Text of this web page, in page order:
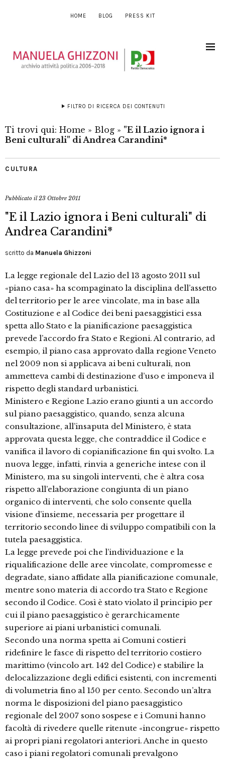
HOME BLOG PRESS KIT
FILTRO DI RICERCA DEI CONTENUTI
Ti trovi qui: Home » Blog » "E il Lazio ignora i
Beni culturali" di Andrea Carandini*
CULTURA
Pubblicato il23 Ottobre 2011
"E il Lazio ignora i Beni culturali" di
Andrea Carandini*
scritto da Manuela Ghizzoni
La legge regionale del Lazio del 13 agosto 2011 sul
«piano casa» ha scompaginato la disciplina dell’assetto
del territorio per le aree vincolate, ma in base alla
Costituzione e al Codice dei beni paesaggistici essa
spetta allo Stato e la pianificazione paesaggistica
prevede l’accordo fra Stato e Regioni. Al contrario, ad
esempio, il piano casa approvato dalla regione Veneto
nel 2009 non si applicava ai beni culturali, non
ammetteva cambi di destinazione d’uso e imponeva il
rispetto degli standard urbanistici.
Ministero e Regione Lazio erano giunti a un accordo
sul piano paesaggistico, quando, senza alcuna
consultazione, all’insaputa del Ministero, è stata
approvata questa legge, che contraddice il Codice e
vanifica il lavoro di copianificazione fin qui svolto. La
nuova legge, infatti, rinvia a generiche intese con il
Ministero, ma su singoli interventi, che è altra cosa
rispetto all’elaborazione congiunta di un piano
organico di interventi, che solo consente quella
visione d’insieme, necessaria per progettare il
territorio secondo linee di sviluppo compatibili con la
tutela paesaggistica.
La legge prevede poi che l’individuazione e la
riqualificazione delle aree vincolate, compromesse e
degradate, siano affidate alla pianificazione comunale,
mentre sono materia di accordo tra Stato e Regione
secondo il Codice. Così è stato violato il principio per
cui il piano paesaggistico è gerarchicamente
superiore ai piani urbanistici comunali.
Secondo una norma spetta ai Comuni costieri
ridefinire le fasce di rispetto del territorio costiero
marittimo (vincolo art. 142 del Codice) e stabilire la
delocalizzazione degli edifici esistenti, con incrementi
di volumetria fino al 150 per cento. Secondo un’altra
norma le disposizioni del piano paesaggistico
regionale del 2007 sono sospese e i Comuni hanno
facoltà di rivedere quelle ritenute «incongrue» rispetto
ai propri piani regolatori anteriori. Anche in questo
caso i piani regolatori comunali prevalgono